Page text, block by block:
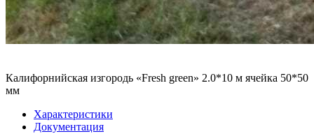
Калифорнийская изгородь «Fresh green» 2.0*10 м ячейка 50*50
мм
Характеристики
Документация